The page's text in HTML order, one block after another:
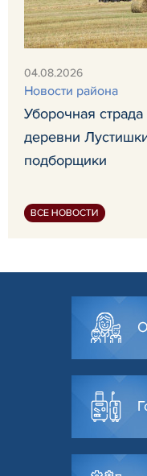
04.08.2026
Новости района
Уборочная
деревни
подборщики
ВСЕ НОВОСТИ